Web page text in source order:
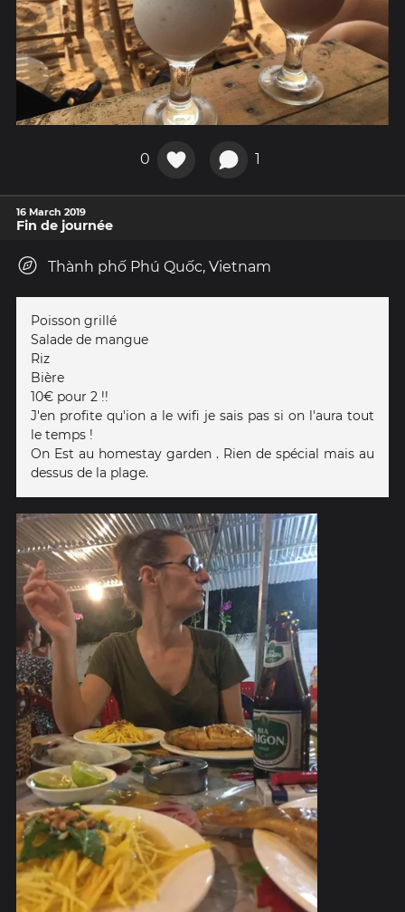
0 1
16 March 2019
Fin de journée
Thành phố Phú Quốc, Vietnam
Poisson grillé
Salade de mangue
Riz
Bière
10€ pour 2 !!
J'en profite qu'ion a le wifi je sais pas si on l'aura tout
le temps !
On Est au homestay garden . Rien de spécial mais au
dessus de la plage.